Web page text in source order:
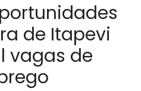
de Itapevi
vagas de